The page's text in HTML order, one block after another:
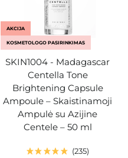
AKCIJA
KOSMETOLOGO PASIRINKIMAS
SKIN1004 - Madagascar
Centella Tone
Brightening Capsule
Ampoule – Skaistinamoji
Ampulė su Azijine
Centele – 50 ml
235